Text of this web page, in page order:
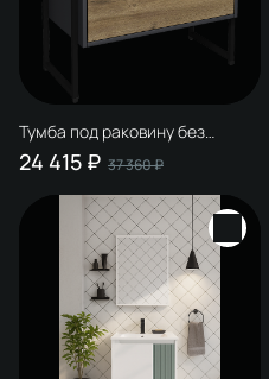
Тумба под раковину без
столешницы STWORKI
Кронборг 70 с опорами
24 415 ₽ 37 360 ₽